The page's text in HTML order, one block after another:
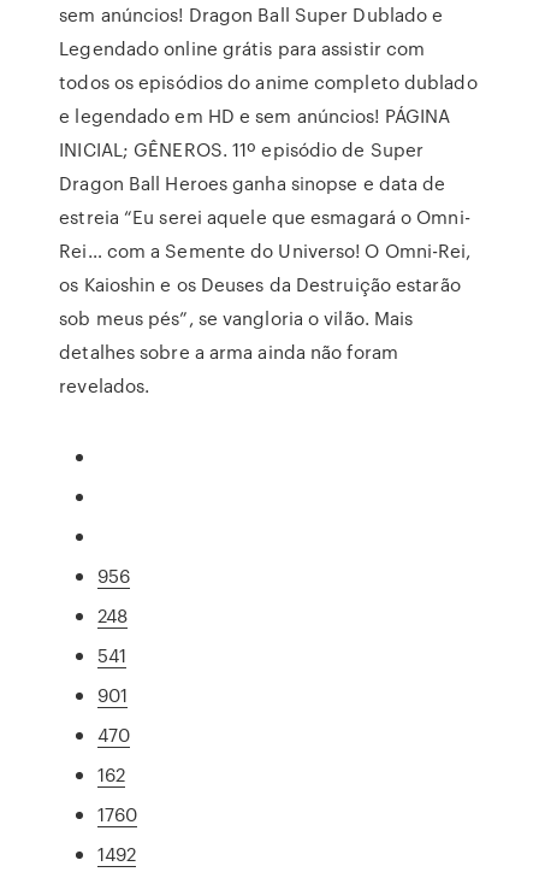
sem anúncios! Dragon Ball Super Dublado e
Legendado online grátis para assistir com
todos os episódios do anime completo dublado
e legendado em HD e sem anúncios! PÁGINA
INICIAL; GÊNEROS. 11º episódio de Super
Dragon Ball Heroes ganha sinopse e data de
estreia “Eu serei aquele que esmagará o Omni-
Rei… com a Semente do Universo! O Omni-Rei,
os Kaioshin e os Deuses da Destruição estarão
sob meus pés”, se vangloria o vilão. Mais
detalhes sobre a arma ainda não foram
revelados.
956
248
541
901
470
162
1760
1492